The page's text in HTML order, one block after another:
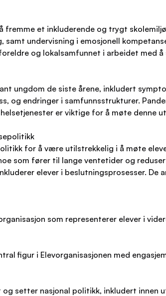
fremme et inkluderende og trygt
samt undervisning i emosjonell
og lokalsamfunnet i arbeidet med å
ungdom de siste årene, inkludert
og endringer i samfunnsstrukturer.
er viktige for å møte denne
for å være utilstrekkelig i å møte
som fører til lange ventetider og
elever i beslutningsprosesser. De
som representerer elever i
figur i Elevorganisasjonen med
setter nasjonal politikk, inkludert innen